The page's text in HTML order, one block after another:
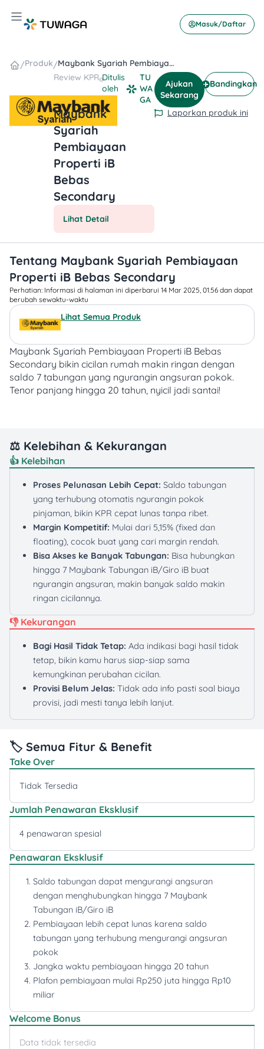
Hamburger Toggle Menu
Masuk/Daftar
/Produk/ Maybank Syariah Pembiayaan Properti iB Bebas Secondary
Maybank
Syariah
Pembiayaan
Properti iB
Bebas
Secondary
Review KPR Ditulis
oleh
TU
WA
GA
Lihat Detail
Ajukan
Sekarang
Bandingkan
Laporkan produk ini
Tentang Maybank Syariah Pembiayaan
Properti iB Bebas Secondary
Perhatian: Informasi di halaman ini diperbarui 14 Mar 2025, 01.56 dan dapat
berubah sewaktu-waktu​
Lihat Semua Produk
Maybank Syariah Pembiayaan Properti iB Bebas
Secondary bikin cicilan rumah makin ringan dengan
saldo 7 tabungan yang ngurangin angsuran pokok.
Tenor panjang hingga 20 tahun, nyicil jadi santai!
⚖️ Kelebihan & Kekurangan
👍 Kelebihan
Proses Pelunasan Lebih Cepat: Saldo tabungan
yang terhubung otomatis ngurangin pokok
pinjaman, bikin KPR cepat lunas tanpa ribet.
Margin Kompetitif: Mulai dari 5,15% (fixed dan
floating), cocok buat yang cari margin rendah.
Bisa Akses ke Banyak Tabungan: Bisa hubungkan
hingga 7 Maybank Tabungan iB/Giro iB buat
ngurangin angsuran, makin banyak saldo makin
ringan cicilannya.
👎 Kekurangan
Bagi Hasil Tidak Tetap: Ada indikasi bagi hasil tidak
tetap, bikin kamu harus siap-siap sama
kemungkinan perubahan cicilan.
Provisi Belum Jelas: Tidak ada info pasti soal biaya
provisi, jadi mesti tanya lebih lanjut.
🏷️ Semua Fitur & Benefit
Take Over
Tidak Tersedia
Jumlah Penawaran Eksklusif
4 penawaran spesial
Penawaran Eksklusif
Saldo tabungan dapat mengurangi angsuran
dengan menghubungkan hingga 7 Maybank
Tabungan iB/Giro iB
Pembiayaan lebih cepat lunas karena saldo
tabungan yang terhubung mengurangi angsuran
pokok
Jangka waktu pembiayaan hingga 20 tahun
Plafon pembiayaan mulai Rp250 juta hingga Rp10
miliar
Welcome Bonus
Data tidak tersedia